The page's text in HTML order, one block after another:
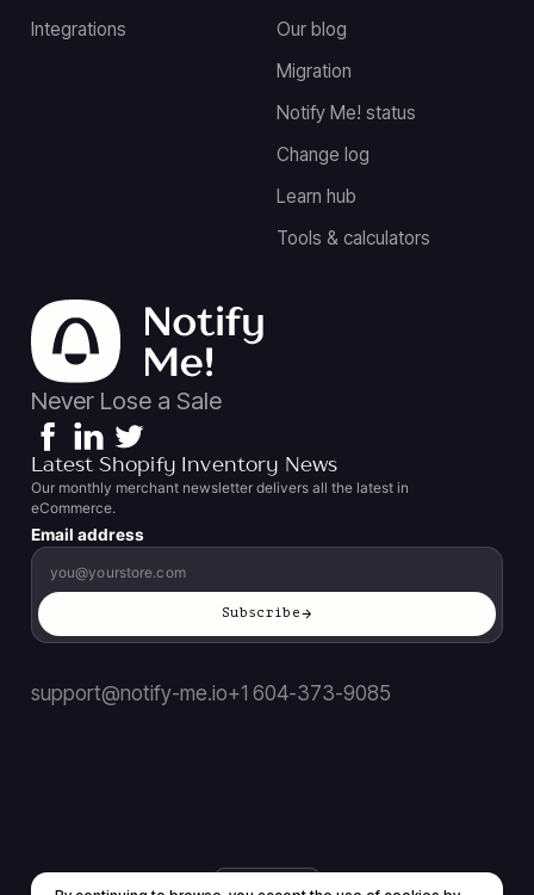
Our blog
Migration
Notify Me! status
Change log
Learn hub
Tools & calculators
Integrations
Never Lose a Sale
Latest Shopify Inventory News
Our monthly merchant newsletter delivers all the latest in
eCommerce.
Email address
Subscribe
support@notify-me.io+1 604-373-9085